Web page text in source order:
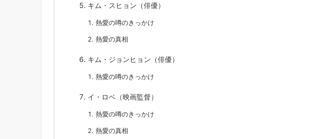
キム・スヒョン（俳優）
熱愛の噂のきっかけ
熱愛の真相
キム・ジョンヒョン（俳優）
熱愛の噂のきっかけ
イ・ロベ（映画監督）
熱愛の噂のきっかけ
熱愛の真相